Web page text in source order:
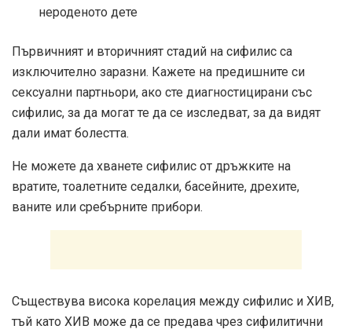
нероденото дете
Първичният и вторичният стадий на сифилис са
изключително заразни. Кажете на предишните си
сексуални партньори, ако сте диагностицирани със
сифилис, за да могат те да се изследват, за да видят
дали имат болестта.
Не можете да хванете сифилис от дръжките на
вратите, тоалетните седалки, басейните, дрехите,
ваните или сребърните прибори.
Съществува висока корелация между сифилис и ХИВ,
тъй като ХИВ може да се предава чрез сифилитични